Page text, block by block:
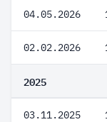
04.05.2026
02.02.2026
2025
03.11.2025